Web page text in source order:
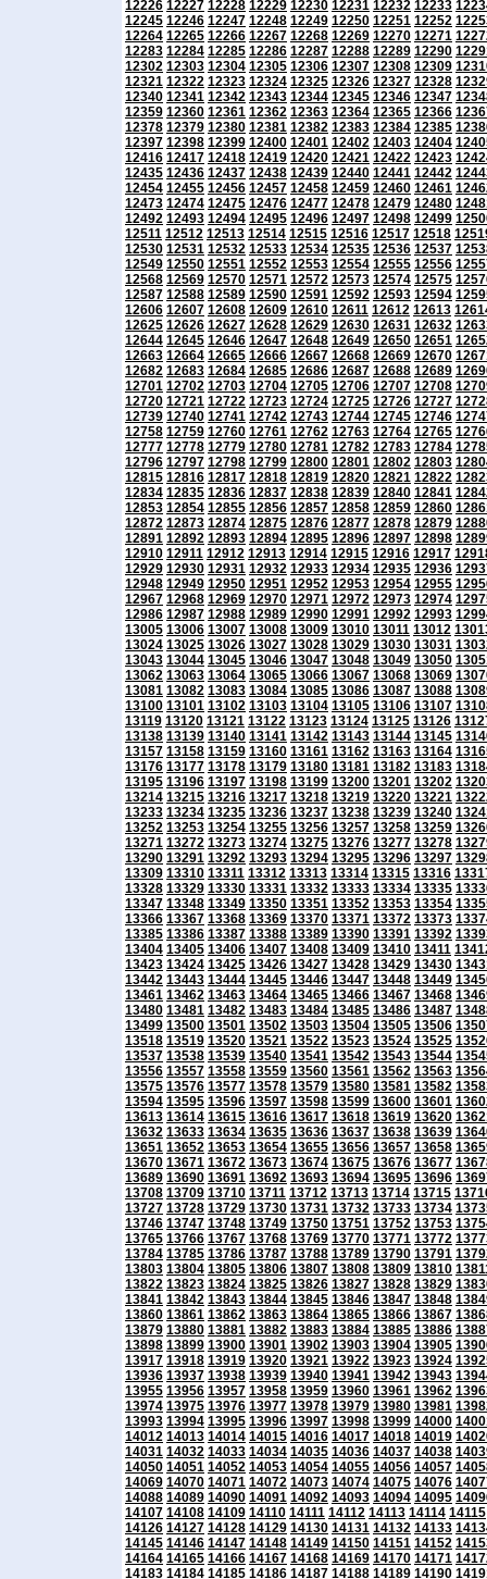
12226 12227 12228 12229 12230 12231 12232 12233
12245 12246 12247 12248 12249 12250 12251 12252
12264 12265 12266 12267 12268 12269 12270 12271
12283 12284 12285 12286 12287 12288 12289 12290
12302 12303 12304 12305 12306 12307 12308 12309
12321 12322 12323 12324 12325 12326 12327 12328
12340 12341 12342 12343 12344 12345 12346 12347
12359 12360 12361 12362 12363 12364 12365 12366
12378 12379 12380 12381 12382 12383 12384 12385
12397 12398 12399 12400 12401 12402 12403 12404
12416 12417 12418 12419 12420 12421 12422 12423
12435 12436 12437 12438 12439 12440 12441 12442
12454 12455 12456 12457 12458 12459 12460 12461
12473 12474 12475 12476 12477 12478 12479 12480
12492 12493 12494 12495 12496 12497 12498 12499
12511 12512 12513 12514 12515 12516 12517 12518
12530 12531 12532 12533 12534 12535 12536 12537
12549 12550 12551 12552 12553 12554 12555 12556
12568 12569 12570 12571 12572 12573 12574 12575
12587 12588 12589 12590 12591 12592 12593 12594
12606 12607 12608 12609 12610 12611 12612 12613
12625 12626 12627 12628 12629 12630 12631 12632
12644 12645 12646 12647 12648 12649 12650 12651
12663 12664 12665 12666 12667 12668 12669 12670
12682 12683 12684 12685 12686 12687 12688 12689
12701 12702 12703 12704 12705 12706 12707 12708
12720 12721 12722 12723 12724 12725 12726 12727
12739 12740 12741 12742 12743 12744 12745 12746
12758 12759 12760 12761 12762 12763 12764 12765
12777 12778 12779 12780 12781 12782 12783 12784
12796 12797 12798 12799 12800 12801 12802 12803
12815 12816 12817 12818 12819 12820 12821 12822
12834 12835 12836 12837 12838 12839 12840 12841
12853 12854 12855 12856 12857 12858 12859 12860
12872 12873 12874 12875 12876 12877 12878 12879
12891 12892 12893 12894 12895 12896 12897 12898
12910 12911 12912 12913 12914 12915 12916 12917
12929 12930 12931 12932 12933 12934 12935 12936
12948 12949 12950 12951 12952 12953 12954 12955
12967 12968 12969 12970 12971 12972 12973 12974
12986 12987 12988 12989 12990 12991 12992 12993
13005 13006 13007 13008 13009 13010 13011 13012
13024 13025 13026 13027 13028 13029 13030 13031
13043 13044 13045 13046 13047 13048 13049 13050
13062 13063 13064 13065 13066 13067 13068 13069
13081 13082 13083 13084 13085 13086 13087 13088
13100 13101 13102 13103 13104 13105 13106 13107
13119 13120 13121 13122 13123 13124 13125 13126
13138 13139 13140 13141 13142 13143 13144 13145
13157 13158 13159 13160 13161 13162 13163 13164
13176 13177 13178 13179 13180 13181 13182 13183
13195 13196 13197 13198 13199 13200 13201 13202
13214 13215 13216 13217 13218 13219 13220 13221
13233 13234 13235 13236 13237 13238 13239 13240
13252 13253 13254 13255 13256 13257 13258 13259
13271 13272 13273 13274 13275 13276 13277 13278
13290 13291 13292 13293 13294 13295 13296 13297
13309 13310 13311 13312 13313 13314 13315 13316
13328 13329 13330 13331 13332 13333 13334 13335
13347 13348 13349 13350 13351 13352 13353 13354
13366 13367 13368 13369 13370 13371 13372 13373
13385 13386 13387 13388 13389 13390 13391 13392
13404 13405 13406 13407 13408 13409 13410 13411
13423 13424 13425 13426 13427 13428 13429 13430
13442 13443 13444 13445 13446 13447 13448 13449
13461 13462 13463 13464 13465 13466 13467 13468
13480 13481 13482 13483 13484 13485 13486 13487
13499 13500 13501 13502 13503 13504 13505 13506
13518 13519 13520 13521 13522 13523 13524 13525
13537 13538 13539 13540 13541 13542 13543 13544
13556 13557 13558 13559 13560 13561 13562 13563
13575 13576 13577 13578 13579 13580 13581 13582
13594 13595 13596 13597 13598 13599 13600 13601
13613 13614 13615 13616 13617 13618 13619 13620
13632 13633 13634 13635 13636 13637 13638 13639
13651 13652 13653 13654 13655 13656 13657 13658
13670 13671 13672 13673 13674 13675 13676 13677
13689 13690 13691 13692 13693 13694 13695 13696
13708 13709 13710 13711 13712 13713 13714 13715
13727 13728 13729 13730 13731 13732 13733 13734
13746 13747 13748 13749 13750 13751 13752 13753
13765 13766 13767 13768 13769 13770 13771 13772
13784 13785 13786 13787 13788 13789 13790 13791
13803 13804 13805 13806 13807 13808 13809 13810
13822 13823 13824 13825 13826 13827 13828 13829
13841 13842 13843 13844 13845 13846 13847 13848
13860 13861 13862 13863 13864 13865 13866 13867
13879 13880 13881 13882 13883 13884 13885 13886
13898 13899 13900 13901 13902 13903 13904 13905
13917 13918 13919 13920 13921 13922 13923 13924
13936 13937 13938 13939 13940 13941 13942 13943
13955 13956 13957 13958 13959 13960 13961 13962
13974 13975 13976 13977 13978 13979 13980 13981
13993 13994 13995 13996 13997 13998 13999 14000
14012 14013 14014 14015 14016 14017 14018 14019
14031 14032 14033 14034 14035 14036 14037 14038
14050 14051 14052 14053 14054 14055 14056 14057
14069 14070 14071 14072 14073 14074 14075 14076
14088 14089 14090 14091 14092 14093 14094 14095
14107 14108 14109 14110 14111 14112 14113 14114 14115
14126 14127 14128 14129 14130 14131 14132 14133
14145 14146 14147 14148 14149 14150 14151 14152
14164 14165 14166 14167 14168 14169 14170 14171
14183 14184 14185 14186 14187 14188 14189 14190